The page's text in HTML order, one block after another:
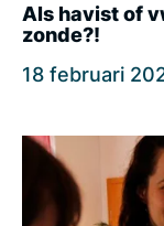
Als havist of
zonde?!
18 februari